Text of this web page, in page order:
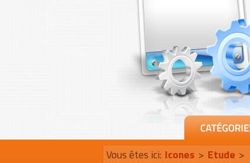
Vous êtes ici: Icones > Etude >